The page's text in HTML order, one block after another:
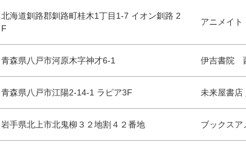
北海道釧路郡釧路町桂木1丁目1-7 イオン釧路 2
F
アニメイ
青森県八戸市河原木字神才6-1 伊吉書院
青森県八戸市江陽2-14-1 ラピア3F 未来屋書店
岩手県北上市北鬼柳３２地割４２番地 ブックス